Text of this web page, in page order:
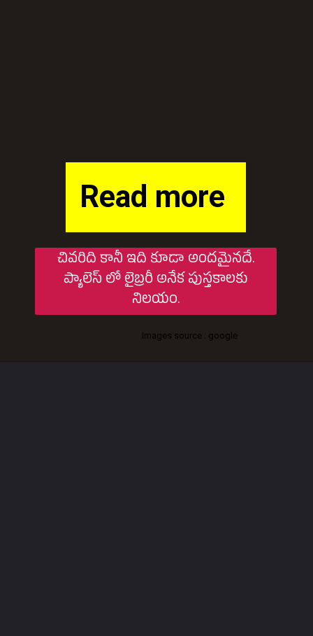
చివరిది కానీ ఇది కూడా అందమైనదే.
ప్యాలెస్ లో లైబ్రరీ అనేక పుస్తకాలకు
నిలయం.
Images source : google
Read more